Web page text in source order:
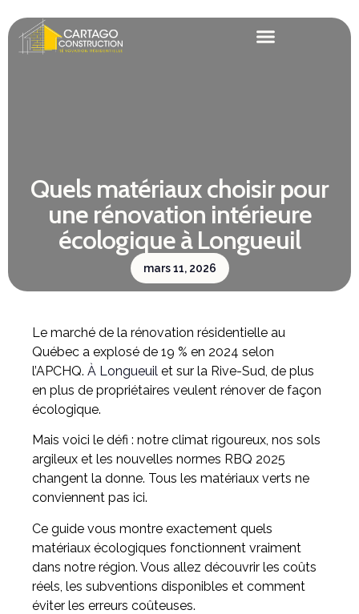
Quels matériaux choisir pour
une rénovation intérieure
écologique à Longueuil
mars 11, 2026
Le marché de la rénovation résidentielle au
Québec a explosé de 19 % en 2024 selon
l’APCHQ. À Longueuil et sur la Rive-Sud, de plus
en plus de propriétaires veulent rénover de façon
écologique.
Mais voici le défi : notre climat rigoureux, nos sols
argileux et les nouvelles normes RBQ 2025
changent la donne. Tous les matériaux verts ne
conviennent pas ici.
Ce guide vous montre exactement quels
matériaux écologiques fonctionnent vraiment
dans notre région. Vous allez découvrir les coûts
réels, les subventions disponibles et comment
éviter les erreurs coûteuses.